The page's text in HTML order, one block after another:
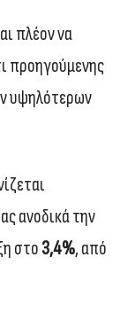
πλέον να
προηγούμενης
υψηλότερων
ανοδικά την
στο 3,4%, από